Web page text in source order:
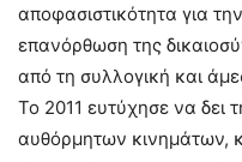
αποφασιστικότητα για
επανόρθωση της
από τη συλλογική και
Το 2011 ευτύχησε να δει
αυθόρμητων κινημάτων,